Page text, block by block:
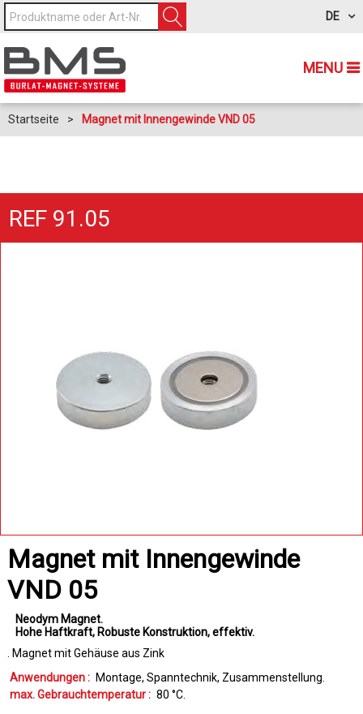
MENU
DE
Startseite > Magnet mit Innengewinde VND 05
REF 91.05
Magnet mit Innengewinde
VND 05
Neodym Magnet
Hohe Haftkraft Robuste Konstruktion effektiv
. Magnet mit Gehäuse aus Zink
Anwendungen : Montage Spanntechnik Zusammenstellung
max. Gebrauchtemperatur : 80 °C